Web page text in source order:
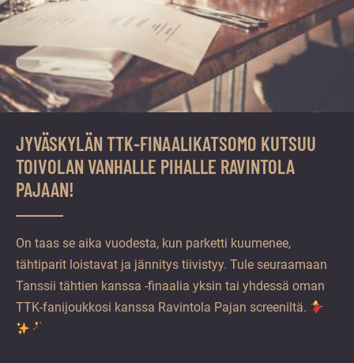
JYVÄSKYLÄN TTK-FINAALIKATSOMO KUTSUU
TOIVOLAN VANHALLE PIHALLE RAVINTOLA
PAJAAN!
On taas se aika vuodesta, kun parketti kuumenee,
tähtiparit loistavat ja jännitys tiivistyy. Tule seuraamaan
Tanssii tähtien kanssa -finaalia yksin tai yhdessä oman
TTK-fanijoukkosi kanssa Ravintola Pajan screeniltä.